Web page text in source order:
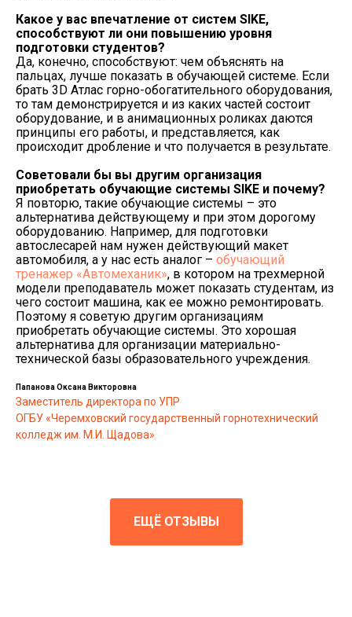
Какое у вас впечатление от систем SIKE,
способствуют ли они повышению уровня
подготовки студентов?
Да, конечно, способствуют: чем объяснять на
пальцах, лучше показать в обучающей системе. Если
брать 3D Атлас горно-обогатительного оборудования,
то там демонстрируется и из каких частей состоит
оборудование, и в анимационных роликах даются
принципы его работы, и представляется, как
происходит дробление и что получается в результате.
Советовали бы вы другим организация
приобретать обучающие системы SIKE и почему?
Я повторю, такие обучающие системы – это
альтернатива действующему и при этом дорогому
оборудованию. Например, для подготовки
автослесарей нам нужен действующий макет
автомобиля, а у нас есть аналог – обучающий
тренажер «Автомеханик», в котором на трехмерной
модели преподаватель может показать студентам, из
чего состоит машина, как ее можно ремонтировать.
Поэтому я советую другим организациям
приобретать обучающие системы. Это хорошая
альтернатива для организации материально-
технической базы образовательного учреждения.
Папанова Оксана Викторовна
Заместитель директора по УПР
ОГБУ «Черемховский государственный горнотехнический
колледж им. М.И. Щадова»
ЕЩЁ ОТЗЫВЫ